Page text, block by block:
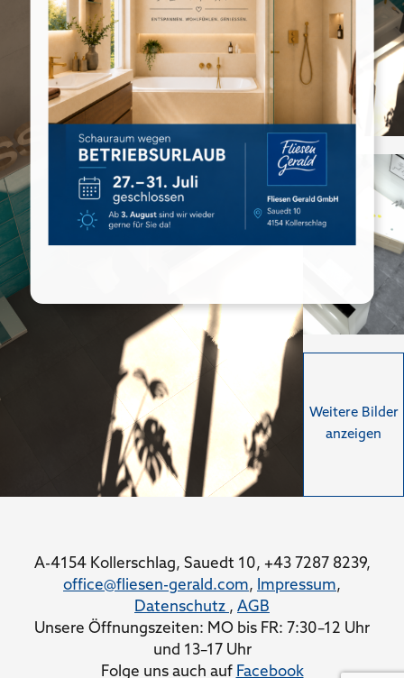
Weitere Bilder
anzeigen
A-4154 Kollerschlag, Sauedt 10, +43 7287 8239,
office@fliesen-gerald.com, Impressum,
Datenschutz , AGB
Unsere Öffnungszeiten: MO bis FR: 7:30–12 Uhr
und 13–17 Uhr
Folge uns auch auf Facebook